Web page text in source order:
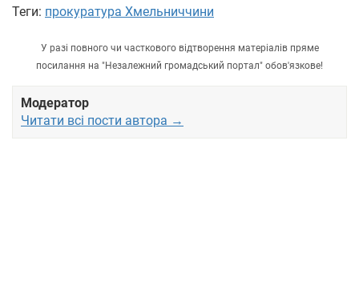
Теги: прокуратура Хмельниччини
У разі повного чи часткового відтворення матеріалів пряме
посилання на "Незалежний громадський портал" обов'язкове!
Модератор
Читати всі пости автора →